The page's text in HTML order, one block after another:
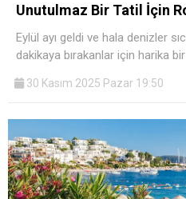
Unutulmaz Bir Tatil İçin
Eylül ayı geldi ve hala denizler
dakikaya bırakanlar için harika bir
30 Kasım 2025 Pazar 19:50